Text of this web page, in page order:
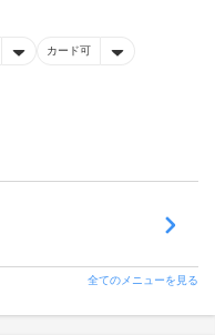
カード可
全てのメニューを見る